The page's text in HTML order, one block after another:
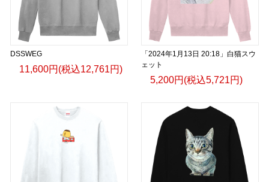
DSSWEG
11,600円(税込12,761円)
「2024年1月13日 20:18」白猫スウ
ェット
5,200円(税込5,721円)